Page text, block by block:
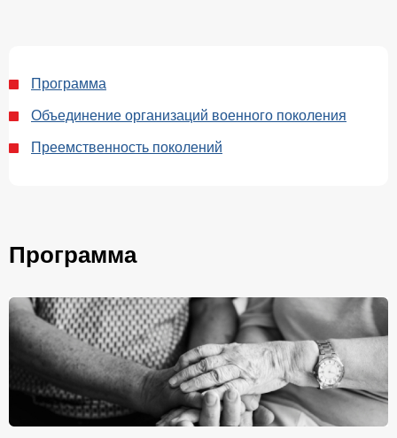
Программа
Объединение организаций военного поколения
Преемственность поколений
Программа